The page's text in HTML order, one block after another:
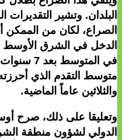
البلدان. وتشير التقديرات
الصراع، لكان من
في
متوسط التقدم الذي
والثلاثين عاماً الماضية.
وتعليقا على ذلك، صرح
الدولي لشؤون منطقة